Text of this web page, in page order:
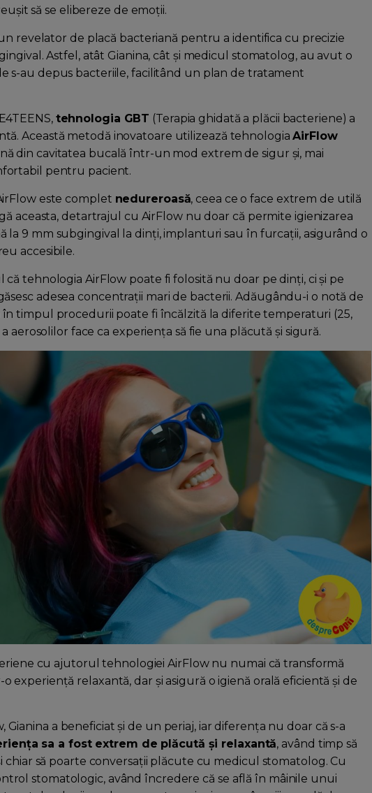
să se elibereze de emoții.
revelator de placă bacteriană pentru a identifica cu precizie
Astfel, atât Gianina, cât și medicul stomatolog, au avut o
s-au depus bacteriile, facilitând un plan de tratament
tehnologia GBT (Terapia ghidată a plăcii bacteriene) a
Această metodă inovatoare utilizează tehnologiaAirFlow
din cavitatea bucală într-un mod extrem de sigur și, mai
pentru pacient.
este complet nedureroasă, ceea ce o face extrem de utilă
aceasta, detartrajul cu AirFlow nu doar că permite igienizarea
9 mm subgingival la dinți, implanturi sau în furcații, asigurând o
accesibile.
tehnologia AirFlow poate fi folosită nu doar pe dinți, ci și pe
adesea concentrații mari de bacterii. Adăugându-i o notă de
timpul procedurii poate fi încălzită la diferite temperaturi (25,
a aerosolilor face ca experiența să fie una plăcută și sigură.
cu ajutorul tehnologiei AirFlow nu numai că transformă
experiență relaxantă, dar și asigură o igienă orală eficientă și de
a beneficiat și de un periaj, iar diferența nu doar că s-a
sa a fost extrem de plăcută și relaxantă, având timp să
să poarte conversații plăcute cu medicul stomatolog. Cu
stomatologic, având încredere că se află în mâinile unui